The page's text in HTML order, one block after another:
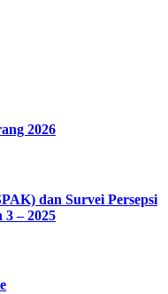
2026
dan Survei Persepsi
– 2025